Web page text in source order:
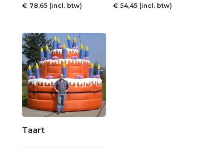
€ 78,65(incl. btw) € 54,45 (incl. btw)
Taart